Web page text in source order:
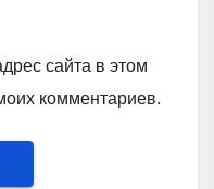
сайта в этом
комментариев.